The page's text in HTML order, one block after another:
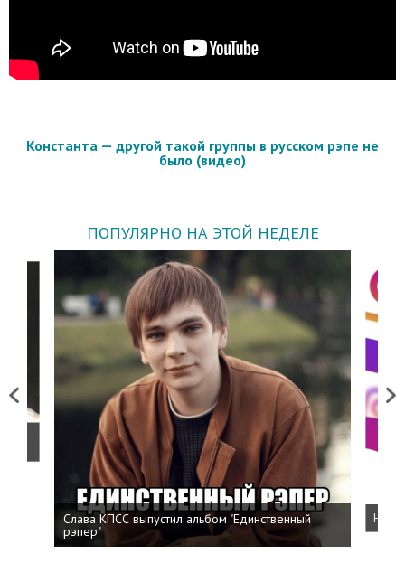
Константа — другой такой группы в русском рэпе не
было (видео)
ПОПУЛЯРНО НА ЭТОЙ НЕДЕЛЕ
Previous
Слава КПСС выпустил альбом "Единственный
рэпер"
Next